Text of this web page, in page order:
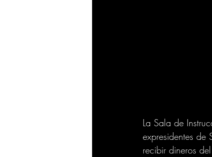
La Sala de
expresidentes de
recibir dineros